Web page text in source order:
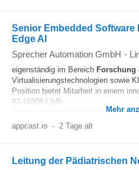
Senior Embedded Software
Edge AI
Sprecher Automation GmbH -
eigenständig im Bereich Forschung
Virtualisierungstechnologien sowie
Position bietet Mitarbeit in einem
#J-18808-Ljbffr...
Mehr
appcast.io - 2 Tage alt
Leitung der Pädiatrischen